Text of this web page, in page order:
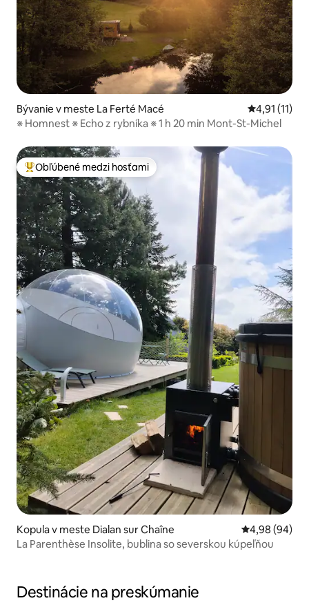
Bývanie v meste La Ferté Macé Priemerné
4,91 (11)
※ Homnest ※ Echo z rybníka ※ 1 h 20 min Mont-St-Michel
Najobľúbenejšie medzi hosťami
Obľúbené medzi hosťami
Kopula v meste Dialan sur Chaîne Priemerné
4,98 (94)
La Parenthèse Insolite, bublina so severskou kúpeľňou
Destinácie na preskúmanie